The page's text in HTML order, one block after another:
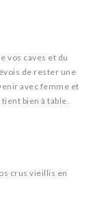
vos caves et du
de rester une
avec femme et
bien à table.
crus vieillis en